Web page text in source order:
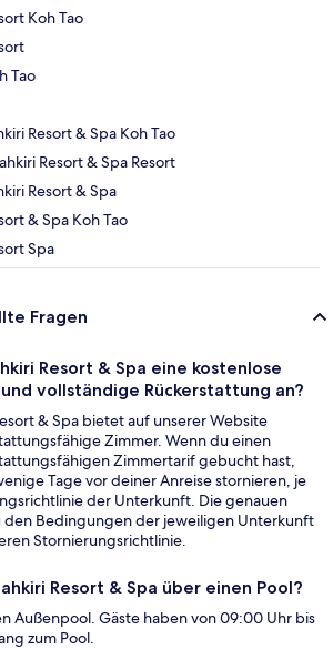
Koh Tao
Tao
Resort & Spa Koh Tao
Resort & Spa Resort
Resort & Spa
& Spa Koh Tao
Spa
Fragen
Resort & Spa eine kostenlose
vollständige Rückerstattung an?
& Spa bietet auf unserer Website
Zimmer. Wenn du einen
Zimmertarif gebucht hast,
Tage vor deiner Anreise stornieren, je
der Unterkunft. Die genauen
den Bedingungen der jeweiligen Unterkunft
Stornierungsrichtlinie.
Resort & Spa über einen Pool?
Außenpool. Gäste haben von 09:00 Uhr bis
zum Pool.